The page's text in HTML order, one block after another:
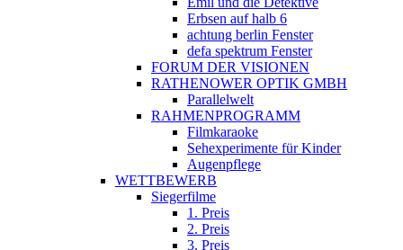
Erbsen auf halb 6
achtung berlin Fenster
defa spektrum Fenster
FORUM DER VISIONEN
RATHENOWER OPTIK GMBH
Parallelwelt
RAHMENPROGRAMM
Filmkaraoke
Sehexperimente für Kinder
Augenpflege
WETTBEWERB
Siegerfilme
1. Preis
2. Preis
3. Preis